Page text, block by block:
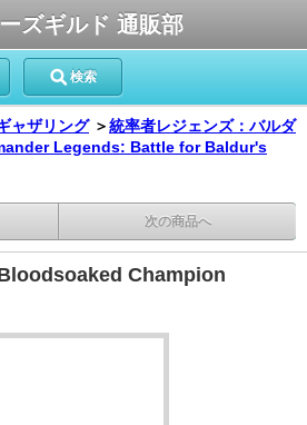
ズギルド 通販部
検索
ャザリング ＞統率者レジェンズ：バルダ
Legends: Battle for Baldur's
次の商品へ
Champion